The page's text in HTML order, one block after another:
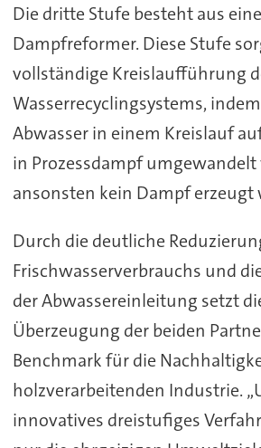
Die dritte Stufe besteht aus
Dampfreformer. Diese Stufe
vollständige Kreislaufführung
Wasserrecyclingsystems,
Abwasser in einem Kreislauf
in Prozessdampf umgewandelt
ansonsten kein Dampf erzeugt
Durch die deutliche
Frischwasserverbrauchs und
der Abwassereinleitung setzt
Überzeugung der beiden
Benchmark für die
holzverarbeitenden Industrie.
innovatives dreistufiges